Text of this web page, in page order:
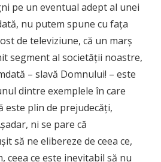
pe un eventual adept al unei
nu putem spune cu faţa
de televiziune, că un marş
segment al societăţii noastre,
– slavă Domnului! – este
dintre exemplele în care
este plin de prejudecăţi,
ni se pare că
să ne elibereze de ceea ce,
ceea ce este inevitabil să nu